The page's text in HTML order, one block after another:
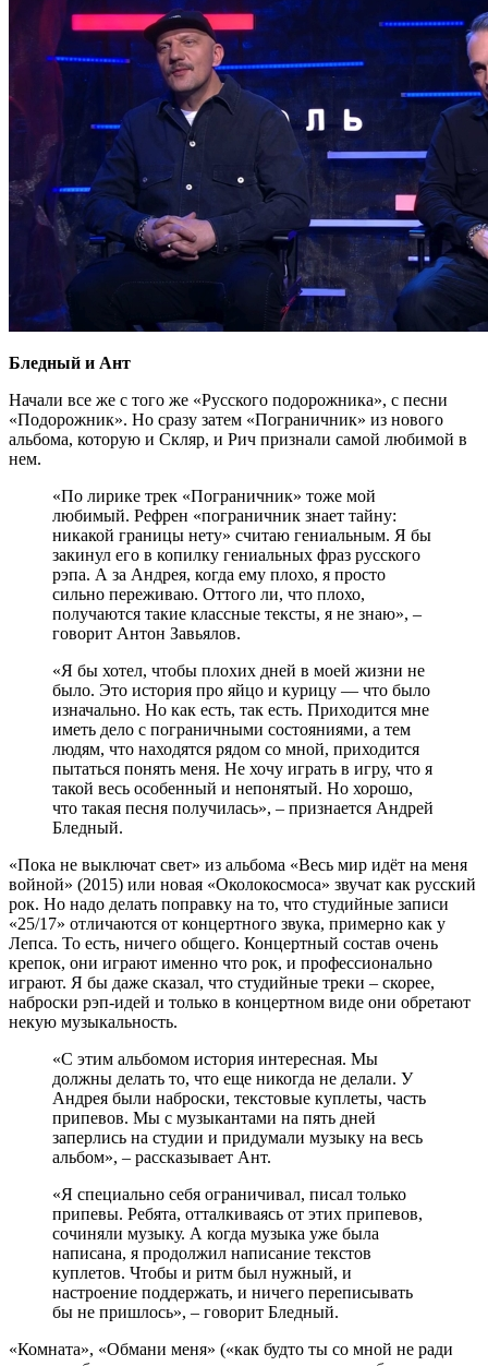
Бледный и Ант
Начали все же с того же «Русского подорожника», с песни
«Подорожник». Но сразу затем «Пограничник» из нового
альбома, которую и Скляр, и Рич признали самой любимой в
нем.
«По лирике трек «Пограничник» тоже мой
любимый. Рефрен «пограничник знает тайну:
никакой границы нету» считаю гениальным. Я бы
закинул его в копилку гениальных фраз русского
рэпа. А за Андрея, когда ему плохо, я просто
сильно переживаю. Оттого ли, что плохо,
получаются такие классные тексты, я не знаю», –
говорит Антон Завьялов.
«Я бы хотел, чтобы плохих дней в моей жизни не
было. Это история про яйцо и курицу — что было
изначально. Но как есть, так есть. Приходится мне
иметь дело с пограничными состояниями, а тем
людям, что находятся рядом со мной, приходится
пытаться понять меня. Не хочу играть в игру, что я
такой весь особенный и непонятый. Но хорошо,
что такая песня получилась», – признается Андрей
Бледный.
«Пока не выключат свет» из альбома «Весь мир идёт на меня
войной» (2015) или новая «Околокосмоса» звучат как русский
рок. Но надо делать поправку на то, что студийные записи
«25/17» отличаются от концертного звука, примерно как у
Лепса. То есть, ничего общего. Концертный состав очень
крепок, они играют именно что рок, и профессионально
играют. Я бы даже сказал, что студийные треки – скорее,
наброски рэп-идей и только в концертном виде они обретают
некую музыкальность.
«С этим альбомом история интересная. Мы
должны делать то, что еще никогда не делали. У
Андрея были наброски, текстовые куплеты, часть
припевов. Мы с музыкантами на пять дней
заперлись на студии и придумали музыку на весь
альбом», – рассказывает Ант.
«Я специально себя ограничивал, писал только
припевы. Ребята, отталкиваясь от этих припевов,
сочиняли музыку. А когда музыка уже была
написана, я продолжил написание текстов
куплетов. Чтобы и ритм был нужный, и
настроение поддержать, и ничего переписывать
бы не пришлось», – говорит Бледный.
«Комната», «Обмани меня» («как будто ты со мной не ради